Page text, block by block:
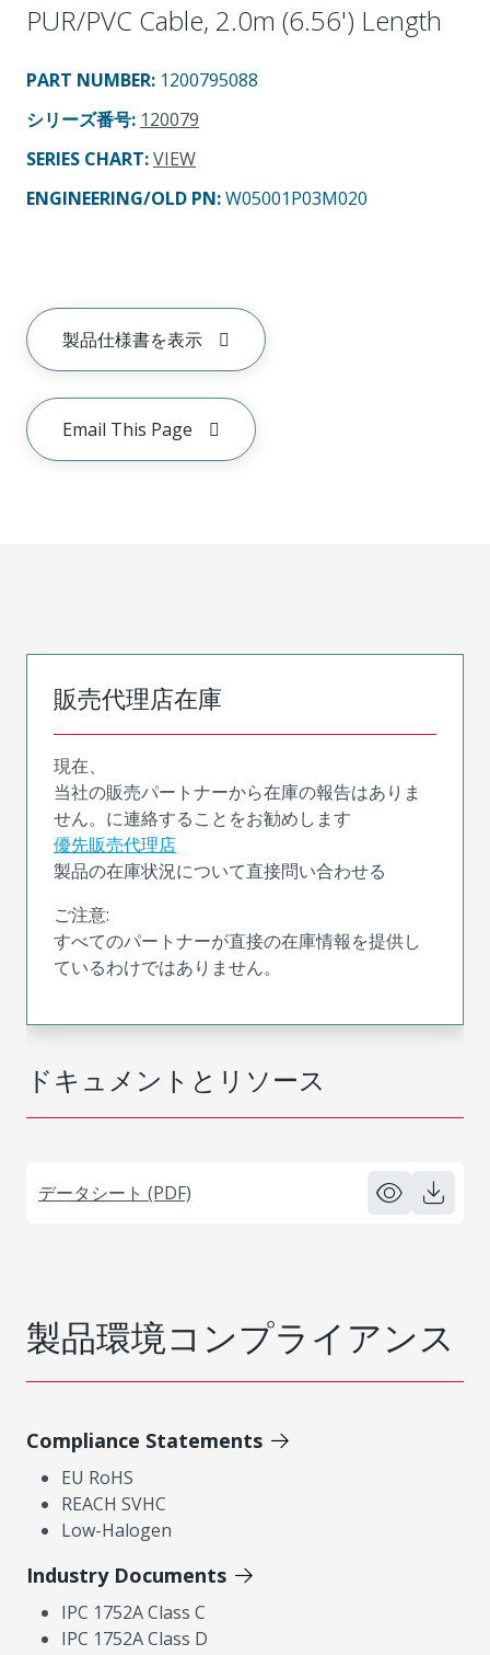
PUR/PVC Cable, 2.0m (6.56') Length
PART NUMBER: 1200795088
シリーズ番号: 120079
SERIES CHART:VIEW
ENGINEERING/OLD PN:W05001P03M020
製品仕様書を表示
Email This Page
ドキュメントとリソース
データシート (PDF)
販売代理店在庫
現在、
当社の販売パートナーから在庫の報告はありま
せん。に連絡することをお勧めします
優先販売代理店
製品の在庫状況について直接問い合わせる
ご注意:
すべてのパートナーが直接の在庫情報を提供し
ているわけではありません。
製品環境コンプライアンス
Compliance Statements
EU RoHS
REACH SVHC
Low-Halogen
Industry Documents
IPC 1752A Class C
IPC 1752A Class D